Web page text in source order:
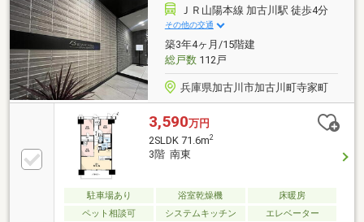
間となります！【ペット飼育】・体重１０キロまで
全長８０センチ(肩から尾の付け根) １匹まで【改装
履歴】令和２年２月 給湯器交換令和５年６月 トイ
レ新調
ＪＲ山陽本線 加古川駅 徒歩4分
その他の交通
築3年4ヶ月/15階建
総戸数112戸
兵庫県加古川市加古川町寺家町
3,590万円
2SLDK 71.6m2
3階 南東
駐車場あり 浴室乾燥機
床暖房
ペット相談可
システムキッチン エレベーター